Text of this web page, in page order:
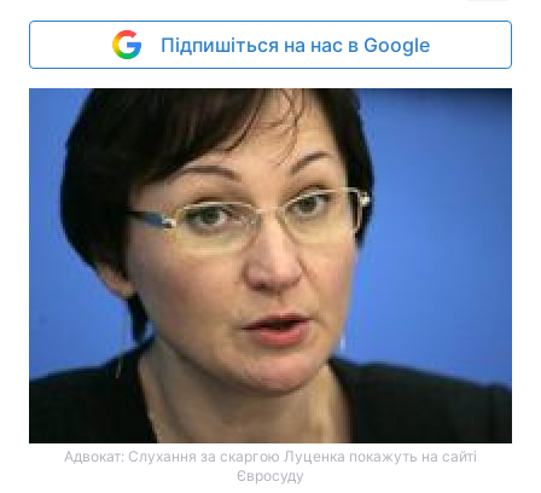
Підпишіться на нас в Google
Адвокат: Слухання за скаргою Луценка покажуть на сайті
Євросуду